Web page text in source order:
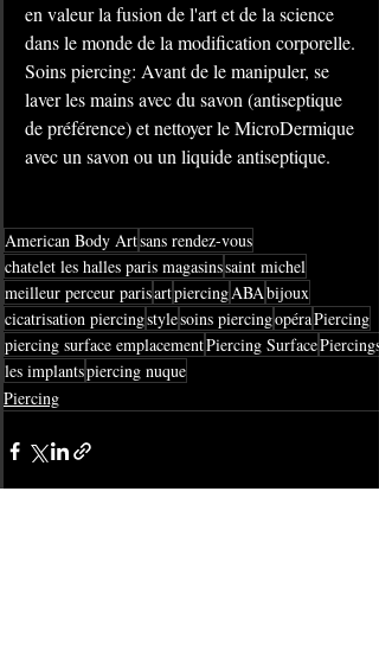
en valeur la fusion de l'art et de la science
dans le monde de la modification corporelle.
Soins piercing: Avant de le manipuler, se
laver les mains avec du savon (antiseptique
de préférence) et nettoyer le MicroDermique
avec un savon ou un liquide antiseptique.
American Body Artsans rendez-vous
chatelet les halles paris magasinssaint michel
meilleur perceur parisartpiercingABAbijoux
cicatrisation piercingstylesoins piercingopéraPiercing
piercing surface emplacementPiercing SurfacePiercings
les implantspiercing nuque
Piercing